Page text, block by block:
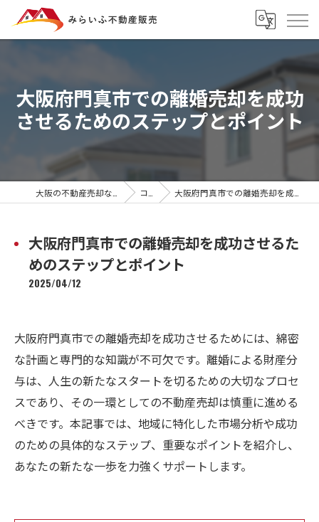
大阪府門真市での離婚売却を成功
させるためのステップとポイント
コラム 大阪府門真市での離婚売却を成功させるためのステップとポイント
大阪府門真市での離婚売却を成功させるた
めのステップとポイント
2025/04/12
大阪府門真市での離婚売却を成功させるためには、綿密
な計画と専門的な知識が不可欠です。離婚による財産分
与は、人生の新たなスタートを切るための大切なプロセ
スであり、その一環としての不動産売却は慎重に進める
べきです。本記事では、地域に特化した市場分析や成功
のための具体的なステップ、重要なポイントを紹介し、
あなたの新たな一歩を力強くサポートします。